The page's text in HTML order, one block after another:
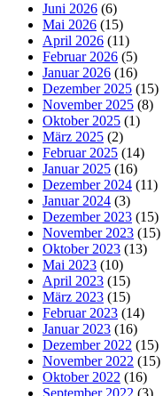
Juni 2026 (6)
Mai 2026 (15)
April 2026 (11)
Februar 2026 (5)
Januar 2026 (16)
Dezember 2025 (15)
November 2025 (8)
Oktober 2025 (1)
März 2025 (2)
Februar 2025 (14)
Januar 2025 (16)
Dezember 2024 (11)
Januar 2024 (3)
Dezember 2023 (15)
November 2023 (15)
Oktober 2023 (13)
Mai 2023 (10)
April 2023 (15)
März 2023 (15)
Februar 2023 (14)
Januar 2023 (16)
Dezember 2022 (15)
November 2022 (15)
Oktober 2022 (16)